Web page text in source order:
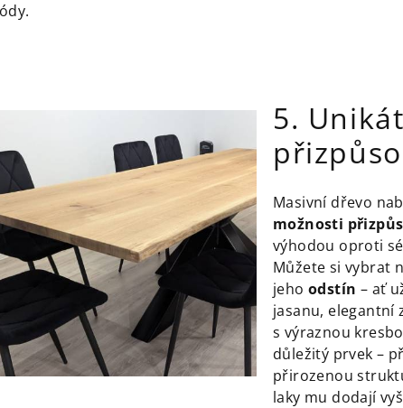
5.
Masivní dřevo
možnosti
výhodou oproti
Můžete si vybrat
jeho odstín – ať
jasanu, elegantní
s výraznou
důležitý prvek –
přirozenou
laky mu dodají